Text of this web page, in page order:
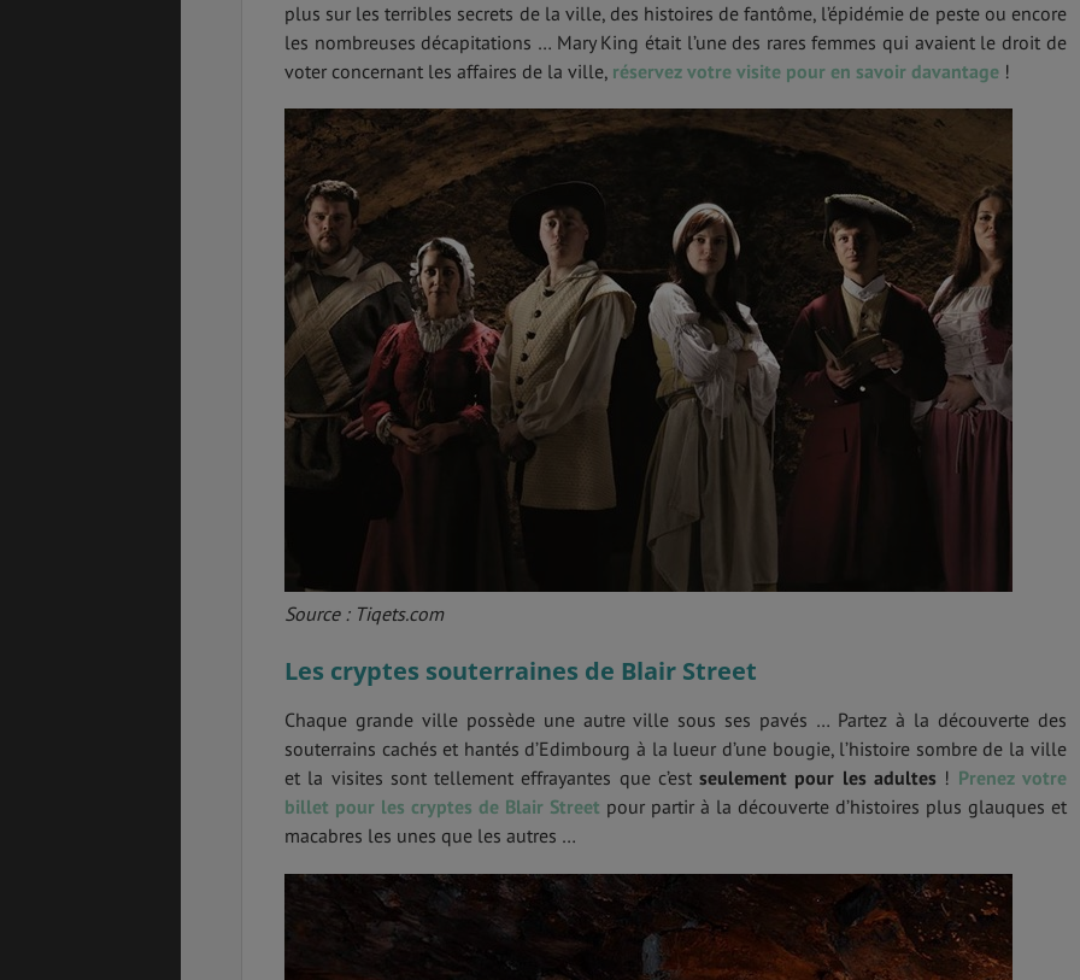
plus sur les terribles secrets de la ville, des histoires de fantôme, l’épidémie de peste ou encore
les nombreuses décapitations … Mary King était l’une des rares femmes qui avaient le droit de
voter concernant les affaires de la ville, réservez votre visite pour en savoir davantage !
Source : Tiqets.com
Les cryptes souterraines de Blair Street
Chaque grande ville possède une autre ville sous ses pavés … Partez à la découverte des
souterrains cachés et hantés d’Edimbourg à la lueur d’une bougie, l’histoire sombre de la ville
et la visites sont tellement effrayantes que c’estseulement pour les adultes! Prenez votre
billet pour les cryptes de Blair Street pour partir à la découverte d’histoires plus glauques et
macabres les unes que les autres …